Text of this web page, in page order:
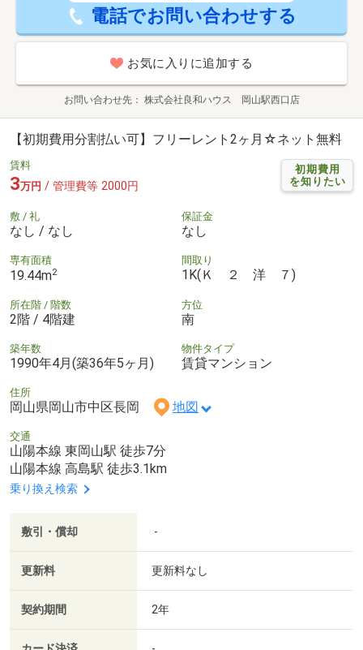
電話でお問い合わせする
お気に入りに追加する
お問い合わせ先 株式会社良和ハウス 岡山駅西口店
【初期費用分割払い可】フリーレント2ヶ月☆ネット無料
初期費用
を知りたい
賃料
3万円 / 管理費等 2000円
敷 / 礼
なし / なし
保証金
なし
専有面積
19.44m2
間取り
1K(Ｋ ２ 洋 ７)
所在階 / 階数
2階 / 4階建
方位
南
築年数
1990年4月(築36年5ヶ月)
物件タイプ
賃貸マンション
住所
岡山県岡山市中区長岡 地図
交通
山陽本線 東岡山駅 徒歩7分
山陽本線 高島駅 徒歩3.1km
乗り換え検索
敷引・償却 -
更新料 更新料なし
契約期間 2年